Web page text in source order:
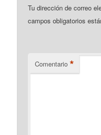
Tu dirección de correo
campos obligatorios
Comentario *